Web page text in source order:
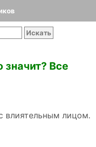
значит? Все
влиятельным лицом.